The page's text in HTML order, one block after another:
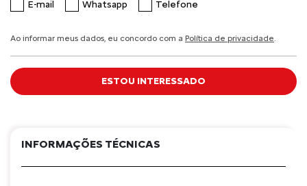
E-mail Whatsapp Telefone
Ao informar meus dados, eu concordo com a Política de privacidade.
ESTOU INTERESSADO
INFORMAÇÕES TÉCNICAS